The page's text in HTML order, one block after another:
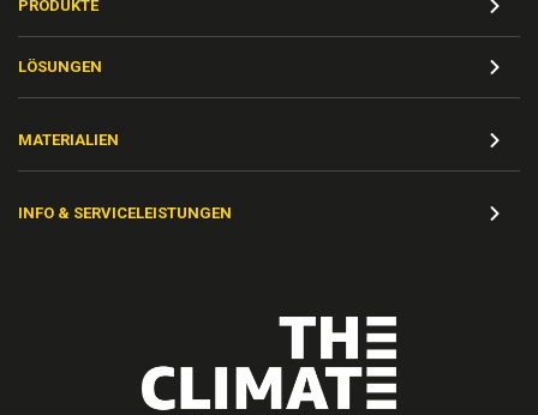
PRODUKTE
LÖSUNGEN
MATERIALIEN
INFO & SERVICELEISTUNGEN